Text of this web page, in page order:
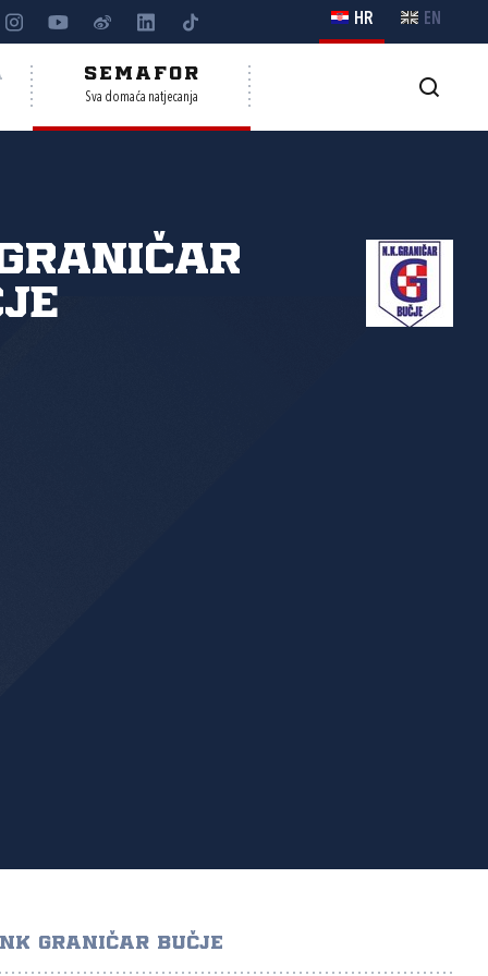
HR EN
SEMAFOR
Sva domaća natjecanja
NK GRANIČAR BUČJE